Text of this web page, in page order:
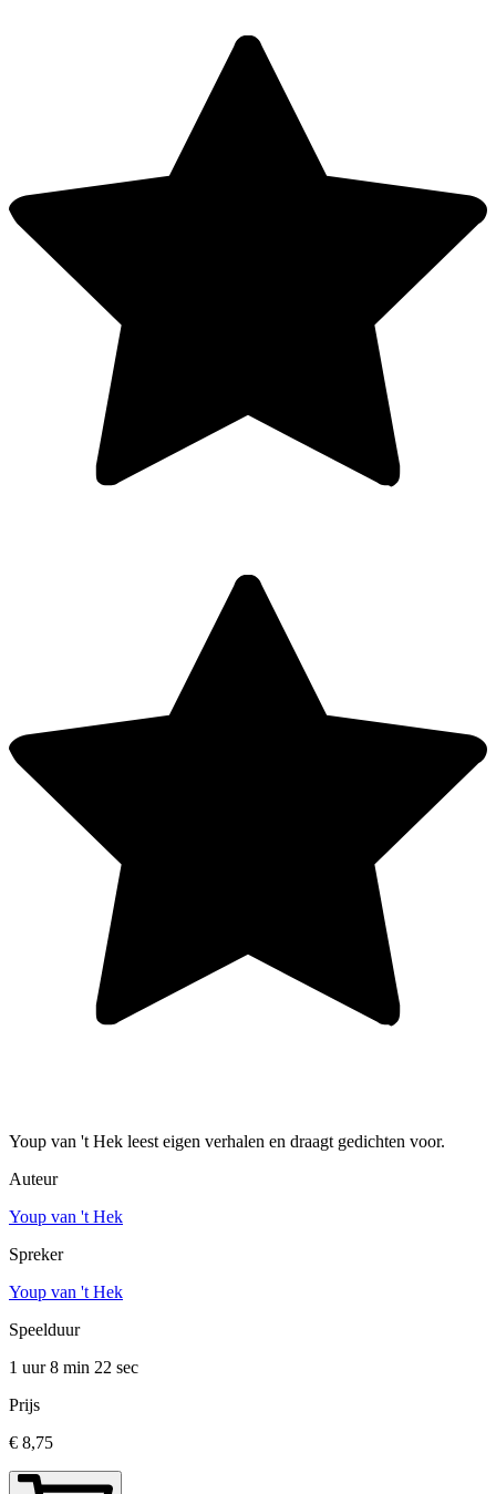
Youp van 't Hek leest eigen verhalen en draagt gedichten voor.
Auteur
Youp van 't Hek
Spreker
Youp van 't Hek
Speelduur
1 uur 8 min 22 sec
Prijs
€ 8,75